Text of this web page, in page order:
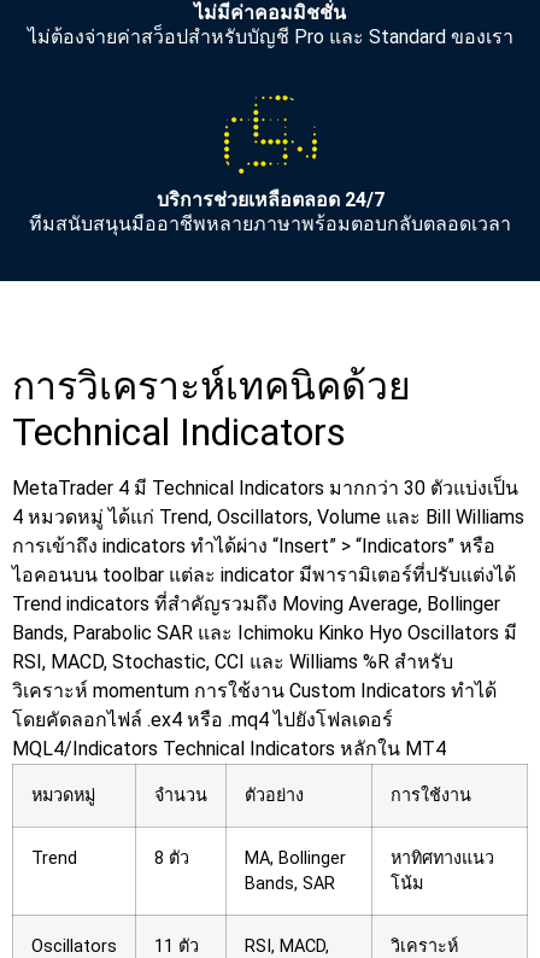
ไม่มีค่าคอมมิชชั่น
ไม่ต้องจ่ายค่าสว็อปสำหรับบัญชี Pro และ Standard ของเรา
บริการช่วยเหลือตลอด 24/7
ทีมสนับสนุนมืออาชีพหลายภาษาพร้อมตอบกลับตลอดเวลา
การวิเคราะห์เทคนิคด้วย
Technical Indicators
MetaTrader 4 มี Technical Indicators มากกว่า 30 ตัวแบ่งเป็น
4 หมวดหมู่ ได้แก่ Trend, Oscillators, Volume และ Bill Williams
การเข้าถึง indicators ทำได้ผ่าง “Insert” > “Indicators” หรือ
ไอคอนบน toolbar แต่ละ indicator มีพารามิเตอร์ที่ปรับแต่งได้
Trend indicators ที่สำคัญรวมถึง Moving Average, Bollinger
Bands, Parabolic SAR และ Ichimoku Kinko Hyo Oscillators มี
RSI, MACD, Stochastic, CCI และ Williams %R สำหรับ
วิเคราะห์ momentum การใช้งาน Custom Indicators ทำได้
โดยคัดลอกไฟล์ .ex4 หรือ .mq4 ไปยังโฟลเดอร์
MQL4/Indicators Technical Indicators หลักใน MT4
หมวดหมู่ จำนวน ตัวอย่าง การใช้งาน
Trend 8 ตัว
MA, Bollinger
Bands, SAR
หาทิศทางแนว
โน้ม
Oscillators 11 ตัว RSI, MACD, วิเคราะห์